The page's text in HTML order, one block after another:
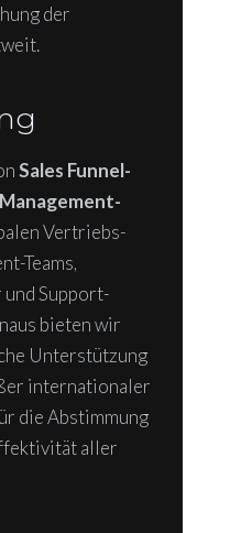
der
Sales Funnel-
Vertriebs-
Teams,
Support-
bieten wir
Unterstützung
internationaler
die Abstimmung
aller